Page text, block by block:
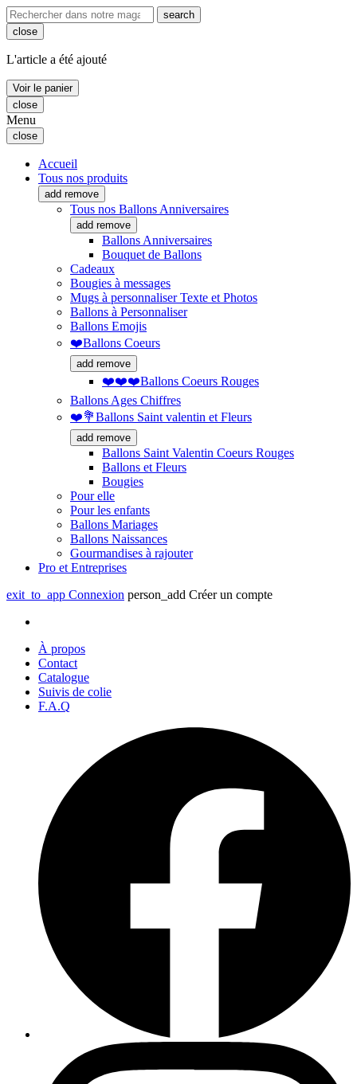
search
close
L'article a été ajouté
Voir le panier
close
Menu
close
Accueil
Tous nos produits
add remove
Tous nos Ballons Anniversaires
add remove
Ballons Anniversaires
Bouquet de Ballons
Cadeaux
Bougies à messages
Mugs à personnaliser Texte et Photos
Ballons à Personnaliser
Ballons Emojis
❤️Ballons Coeurs
add remove
❤️❤️❤️Ballons Coeurs Rouges
Ballons Ages Chiffres
❤️💐Ballons Saint valentin et Fleurs
add remove
Ballons Saint Valentin Coeurs Rouges
Ballons et Fleurs
Bougies
Pour elle
Pour les enfants
Ballons Mariages
Ballons Naissances
Gourmandises à rajouter
Pro et Entreprises
exit_to_app Connexion person_add Créer un compte
À propos
Contact
Catalogue
Suivis de colie
F.A.Q